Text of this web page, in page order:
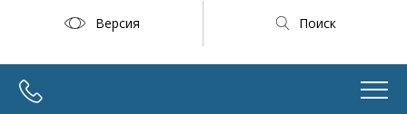
Версия Поиск